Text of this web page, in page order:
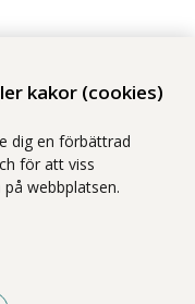
kakor (cookies)
dig en förbättrad
för att viss
webbplatsen.
Yanan Li om inget